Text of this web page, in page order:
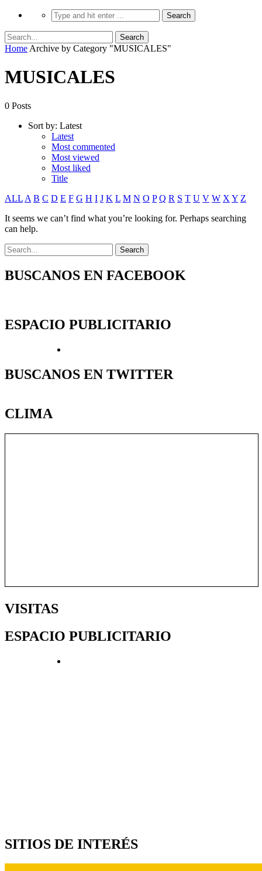
Home Archive by Category "MUSICALES"
MUSICALES
0 Posts
Sort by: Latest
Latest
Most commented
Most viewed
Most liked
Title
ALL A B C D E F G H I J K L M N O P Q R S T U V W X Y Z
It seems we can’t find what you’re looking for. Perhaps searching
can help.
BUSCANOS EN FACEBOOK
ESPACIO PUBLICITARIO
BUSCANOS EN TWITTER
CLIMA
VISITAS
ESPACIO PUBLICITARIO
SITIOS DE INTERÉS